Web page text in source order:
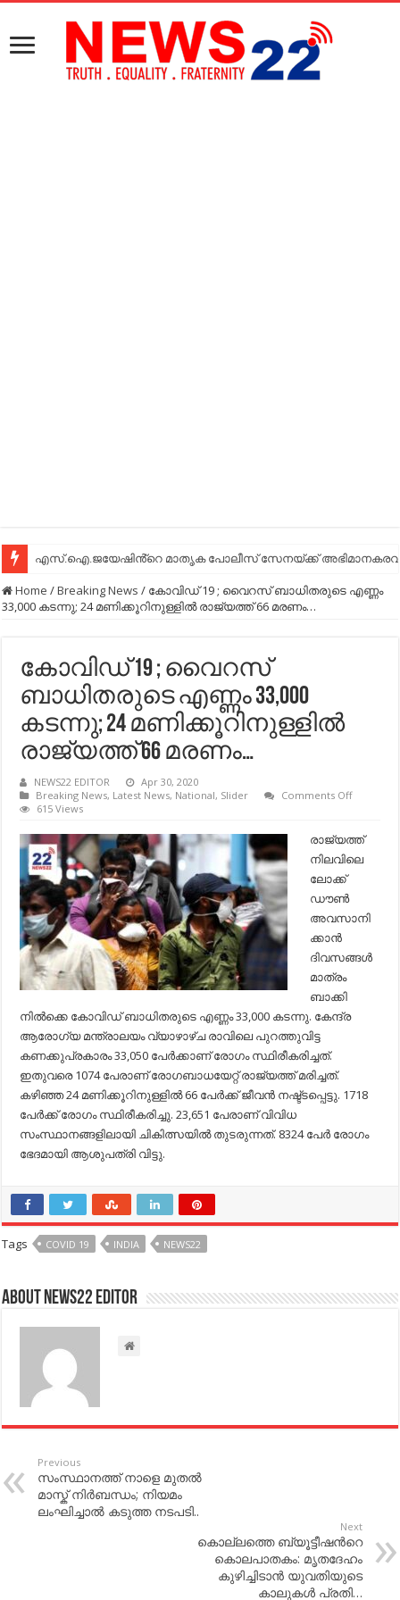
എസ്.ഐ.ജയേഷിൻ്റെ മാതൃക പോലീസ് സേനയ്ക്ക്
Home /Breaking News / കോവിഡ് 19 ; വൈറസ് ബാധിതരുടെ എണ്ണം
33,000 കടന്നു; 24 മണിക്കൂറിനുള്ളില്‍ രാജ്യത്ത് 66 മരണം…
കോവിഡ് 19 ; വൈറസ്
ബാധിതരുടെ എണ്ണം 33,000
കടന്നു; 24 മണിക്കൂറിനുള്ളില്‍
രാജ്യത്ത് 66 മരണം…
NEWS22 EDITOR
Apr 30, 2020
Breaking News, Latest News, National, Slider Comments Offon
;
വൈറസ്
24
66
615 Views
രാജ്യത്ത്
നിലവിലെ
ലോക്ക്
ഡൗണ്‍
അവസാനി
ക്കാന്‍
ദിവസങ്ങള്‍
മാത്രം
ബാക്കി
നില്‍ക്കെ കോവിഡ് ബാധിതരുടെ എണ്ണം 33,000 കടന്നു. കേന്ദ്ര
ആരോഗ്യ മന്ത്രാലയം വ്യാഴാഴ്ച രാവിലെ പുറത്തുവിട്ട
കണക്കുപ്രകാരം 33,050 പേര്‍ക്കാണ് രോഗം സ്ഥിരീകരിച്ചത്.
ഇതുവരെ 1074 പേരാണ് രോഗബാധയേറ്റ് രാജ്യത്ത് മരിച്ചത്.
കഴിഞ്ഞ 24 മണിക്കൂറിനുള്ളില്‍ 66 പേര്‍ക്ക് ജീവന്‍ നഷ്ട്ടപ്പെട്ടു. 1718
പേര്‍ക്ക് രോഗം സ്ഥിരീകരിച്ചു. 23,651 പേരാണ് വിവിധ
സംസ്ഥാനങ്ങളിലായി ചികിത്സയില്‍ തുടരുന്നത്. 8324 പേര്‍ രോഗം
ഭേദമായി ആശുപത്രി വിട്ടു.
Tags COVID 19 INDIA NEWS22
About NEWS22 EDITOR
Previous
സംസ്ഥാനത്ത് നാളെ മുതല്‍
മാസ്ക് നിര്‍ബന്ധം; നിയമം
ലംഘിച്ചാല്‍ കടുത്ത നടപടി..
Next
കൊല്ലത്തെ ബ്യൂട്ടീഷന്‍റെ
കൊലപാതകം: മൃ​ത​ദേ​ഹം
കുഴിച്ചിടാന്‍ യുവതിയുടെ​
കാലുകള്‍ പ്രതി…